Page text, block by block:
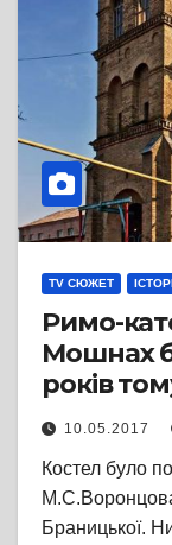
TV СЮЖЕТ
Римо-
Мошнах
років
10.05.2017
Костел було
Браницької.